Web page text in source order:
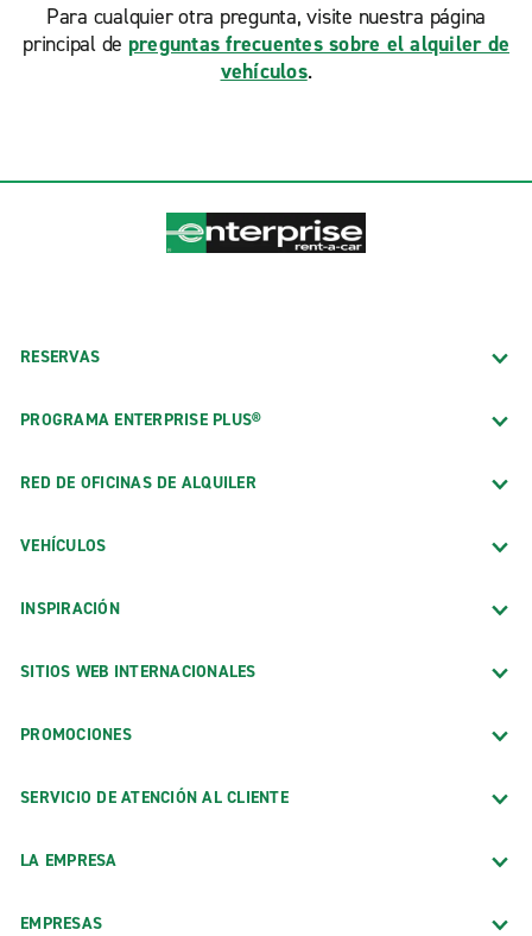
Para cualquier otra pregunta, visite nuestra página
principal de preguntas frecuentes sobre el alquiler de
vehículos.
RESERVAS
PROGRAMA ENTERPRISE PLUS®
RED DE OFICINAS DE ALQUILER
VEHÍCULOS
INSPIRACIÓN
SITIOS WEB INTERNACIONALES
PROMOCIONES
SERVICIO DE ATENCIÓN AL CLIENTE
LA EMPRESA
EMPRESAS